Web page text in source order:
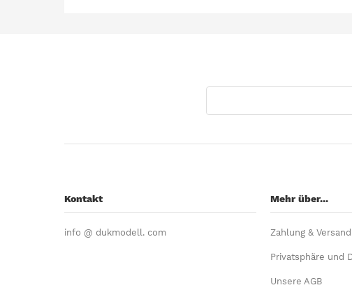
Kontakt
info @ dukmodell. com
Mehr über...
Zahlung & Versand
Privatsphäre und
Unsere AGB